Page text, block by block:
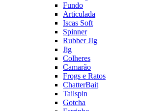
Fundo
Articulada
Iscas Soft
Spinner
Rubber JIg
Jig
Colheres
Camarão
Frogs e Ratos
ChatterBait
Tailspin
Gotcha